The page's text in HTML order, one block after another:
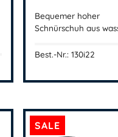
Bequemer hoher
Schnürschuh aus
Best.-Nr.: 130i22
SALE